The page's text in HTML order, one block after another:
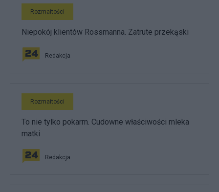
Rozmaitości
Niepokój klientów Rossmanna. Zatrute przekąski
Redakcja
Rozmaitości
To nie tylko pokarm. Cudowne właściwości mleka
matki
Redakcja